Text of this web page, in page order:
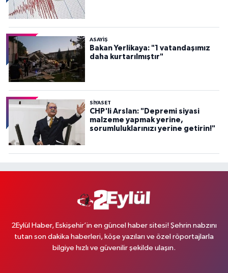
ASAYİŞ
Bakan Yerlikaya: "1 vatandaşımız
daha kurtarılmıştır"
SİYASET
CHP'li Arslan: "Depremi siyasi
malzeme yapmak yerine,
sorumluluklarınızı yerine getirin!"
2Eylül Haber, Eskişehir’in en güncel haber sitesi! Şehrin nabzını
tutan son dakika haberleri, köşe yazıları ve özel röportajlarla
bilgiye hızlı ve güvenilir şekilde ulaşın.